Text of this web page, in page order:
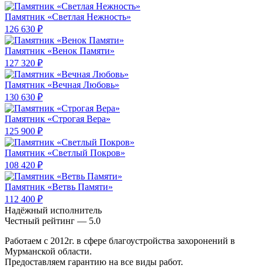
Памятник «Светлая Нежность»
126 630 ₽
Памятник «Венок Памяти»
127 320 ₽
Памятник «Вечная Любовь»
130 630 ₽
Памятник «Строгая Вера»
125 900 ₽
Памятник «Светлый Покров»
108 420 ₽
Памятник «Ветвь Памяти»
112 400 ₽
Надёжный исполнитель
Чеcтный рейтинг — 5.0
Работаем с 2012г. в сфере благоустройства захоронений в
Мурманской области.
Предоставляем гарантию на все виды работ.